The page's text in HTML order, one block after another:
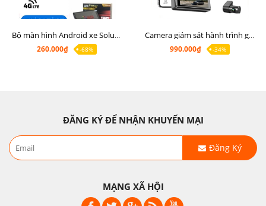
Bộ màn hình Android xe Soluto, mặt dưỡng lắp màn hình Soluto kèm rắc zin
260.000₫
-68%
Camera giám sát hành trình ghi hình 2 mắt Q8 Pro độ phân giải 2K +1080P
990.000₫
-34%
ĐĂNG KÝ ĐỂ NHẬN KHUYẾN MẠI
Đăng Ký
MẠNG XÃ HỘI